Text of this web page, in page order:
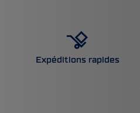
Expéditions rapides